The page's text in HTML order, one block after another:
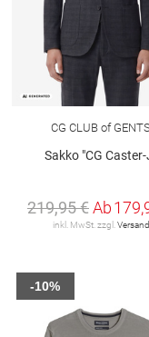
CG CLUB of
Sakko "CG
219,95 €Ab
inkl. MwSt. zzgl.Versand
-10%